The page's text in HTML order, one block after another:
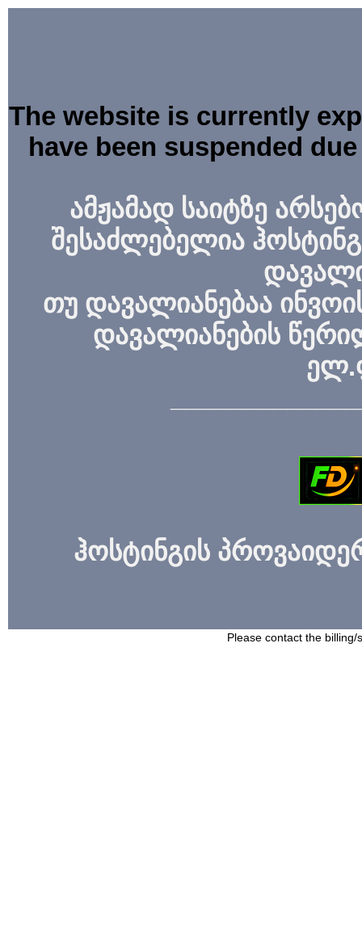
The website is currently
have been suspended
ამჟამად საიტზე
შესაძლებელია
თუ დავალიანებაა
დავალიანების
ჰოსტინგის
Please contact the